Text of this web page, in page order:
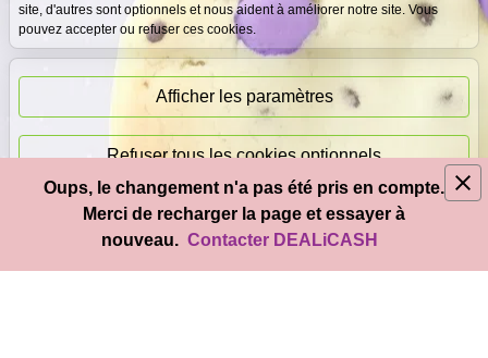
site, d'autres sont optionnels et nous aident à améliorer notre site. Vous
pouvez accepter ou refuser ces cookies.
Afficher les paramètres
Refuser tous les cookies optionnels
Accepter tous les cookies
Paiement
immédiat
© 2026 DEALiCASH- Tous droits réservés
Oups, le changement n'a pas été pris en compte.
Merci de recharger la page et essayer à
nouveau. Contacter DEALiCASH